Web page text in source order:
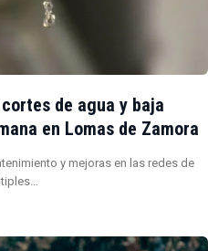
de agua y baja
en Lomas de Zamora
y mejoras en las redes de